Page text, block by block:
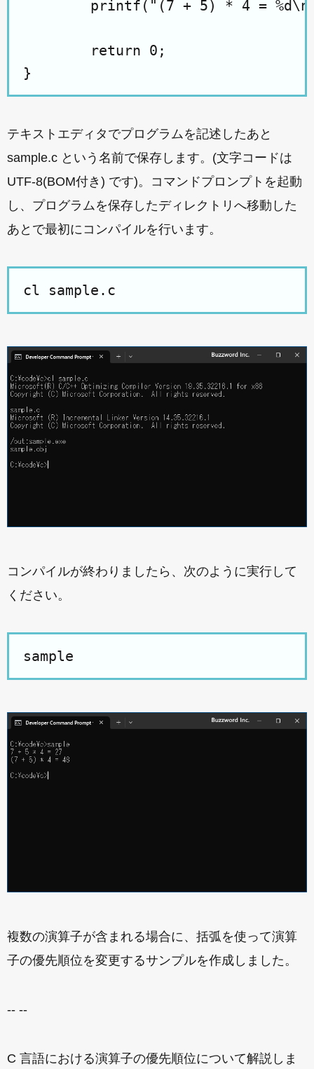
テキストエディタでプログラムを記述したあと
sample.c という名前で保存します。(文字コードは
UTF-8(BOM付き) です)。コマンドプロンプトを起動
し、プログラムを保存したディレクトリへ移動した
あとで最初にコンパイルを行います。
コンパイルが終わりましたら、次のように実行して
ください。
複数の演算子が含まれる場合に、括弧を使って演算
子の優先順位を変更するサンプルを作成しました。
-- --
C 言語における演算子の優先順位について解説しま